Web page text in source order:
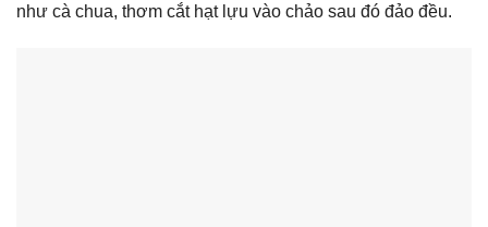
như cà chua, thơm cắt hạt lựu vào chảo sau đó đảo đều.